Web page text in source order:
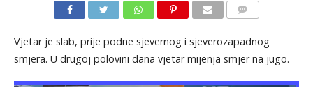
Vjetar je slab, prije podne sjevernog i sjeverozapadnog
smjera. U drugoj polovini dana vjetar mijenja smjer na jugo.